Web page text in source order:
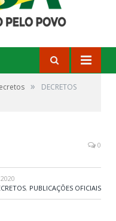
»
DECRETOS
0
, PUBLICAÇÕES OFICIAIS